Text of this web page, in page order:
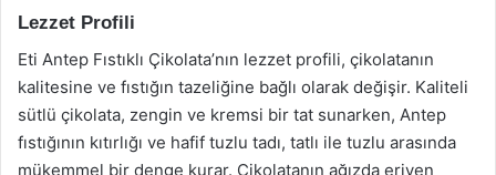
Lezzet Profili
Eti Antep Fıstıklı Çikolata’nın lezzet profili, çikolatanın
kalitesine ve fıstığın tazeliğine bağlı olarak değişir. Kaliteli
sütlü çikolata, zengin ve kremsi bir tat sunarken, Antep
fıstığının kıtırlığı ve hafif tuzlu tadı, tatlı ile tuzlu arasında
mükemmel bir denge kurar. Çikolatanın ağızda eriyen